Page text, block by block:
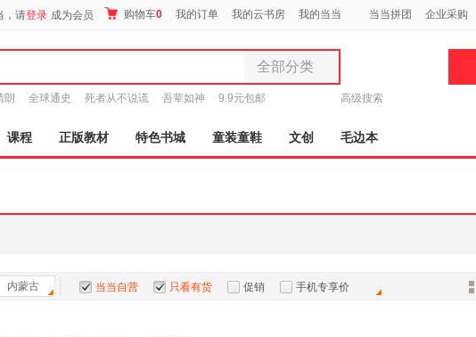
，请登录 成为会员 购物车0 我的订单 我的云书房 我的当当 当当拼团 企业采购
全部分类
全部分类
图书
电子书
孕婴服饰
朗 全球通史 死者从不说谎 吾辈如神 9.9元包邮 高级搜索
课程 正版教材 特色书城 童装童鞋 文创 毛边本
内蒙古 当当自营 只看有货 促销 手机专享价